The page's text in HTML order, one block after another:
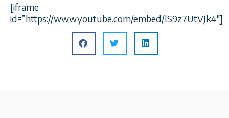
[iframe
id=”https://www.youtube.com/embed/lS9z7UtVJk4″]